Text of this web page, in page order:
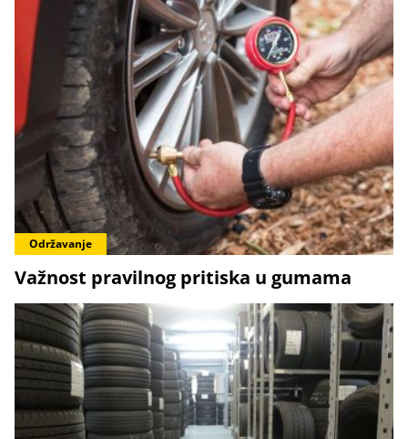
Održavanje
Važnost pravilnog pritiska u gumama